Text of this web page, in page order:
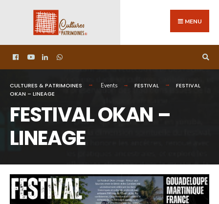
MENU
CULTURES & PATRIMOINES Events FESTIVAL
FESTIVAL
OKAN – LINEAGE
FESTIVAL OKAN –
LINEAGE